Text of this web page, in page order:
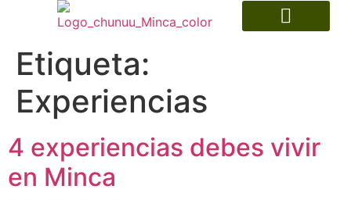
Etiqueta:
Experiencias
4 experiencias debes vivir
en Minca